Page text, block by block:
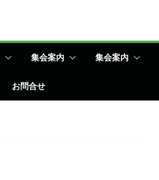
集会案内 集会案内
お問合せ